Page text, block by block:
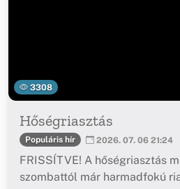
3308
Hőségriasztás
Populáris hír 2026. 07. 06 21:24
FRISSÍTVE! A hőségriasztás
szombattól már harmadfokú